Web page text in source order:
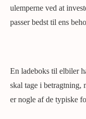
ulemperne ved at
passer bedst til ens
En ladeboks til elbiler
skal tage i betragtning,
er nogle af de typiske